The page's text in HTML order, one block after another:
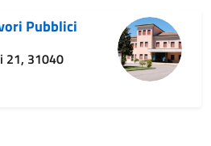
Pubblici
21, 31040